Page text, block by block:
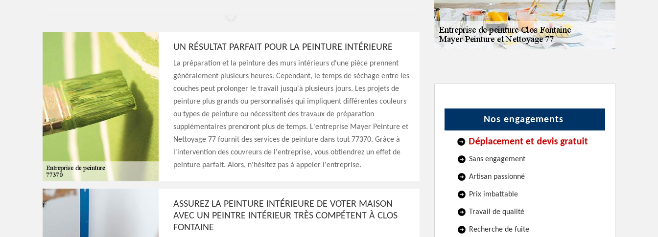
UN RÉSULTAT PARFAIT POUR LA PEINTURE INTÉRIEURE
La préparation et la peinture des murs intérieurs d'une pièce prennent
généralement plusieurs heures. Cependant, le temps de séchage entre les
couches peut prolonger le travail jusqu'à plusieurs jours. Les projets de
peinture plus grands ou personnalisés qui impliquent différentes couleurs
ou types de peinture ou nécessitent des travaux de préparation
supplémentaires prendront plus de temps. L'entreprise Mayer Peinture et
Nettoyage 77 fournit des services de peinture dans tout 77370. Grâce à
l'intervention des couvreurs de l'entreprise, vous obtiendrez un effet de
peinture parfait. Alors, n'hésitez pas à appeler l'entreprise.
ASSUREZ LA PEINTURE INTÉRIEURE DE VOTER MAISON
AVEC UN PEINTRE INTÉRIEUR TRÈS COMPÉTENT À CLOS
FONTAINE
Nos engagements
Déplacement et devis gratuit
Sans engagement
Artisan passionné
Prix imbattable
Travail de qualité
Recherche de fuite